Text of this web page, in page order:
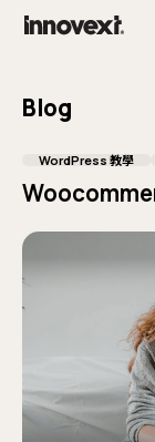
About
Work
Shop
Blog
WordPress 教學